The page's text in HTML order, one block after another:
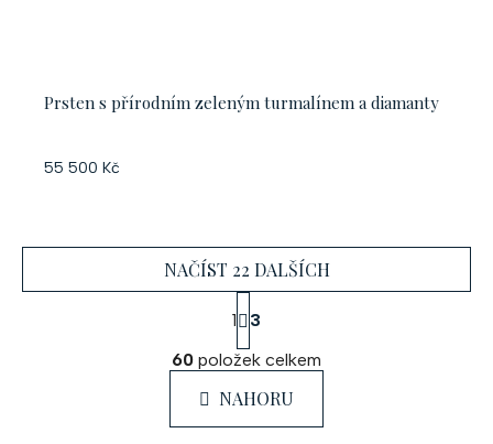
Prsten s přírodním zeleným turmalínem a diamanty
55 500 Kč
O
v
l
á
NAČÍST 22 DALŠÍCH
S
t
r
á
n
1
3
60 položek celkem
NAHORU